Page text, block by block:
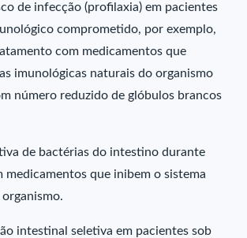
de infecção (profilaxia) em pacientes
comprometido, por exemplo,
com medicamentos que
imunológicas naturais do organismo
número reduzido de glóbulos brancos
de bactérias do intestino durante
que inibem o sistema
intestinal seletiva em pacientes sob